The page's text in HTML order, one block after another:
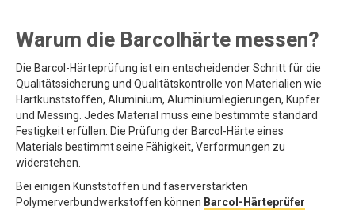
Warum die Barcolhärte messen?
Die Barcol-Härteprüfung ist ein entscheidender Schritt für die
Qualitätssicherung und Qualitätskontrolle von Materialien wie
Hartkunststoffen, Aluminium, Aluminiumlegierungen, Kupfer
und Messing. Jedes Material muss eine bestimmte standard
Festigkeit erfüllen. Die Prüfung der Barcol-Härte eines
Materials bestimmt seine Fähigkeit, Verformungen zu
widerstehen.
Bei einigen Kunststoffen und faserverstärkten
Polymerverbundwerkstoffen können Barcol-Härteprüfer